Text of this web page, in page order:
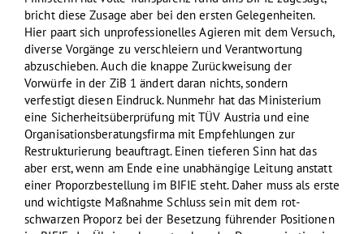
bricht diese Zusage aber bei den ersten Gelegenheiten.
Hier paart sich unprofessionelles Agieren mit dem Versuch,
diverse Vorgänge zu verschleiern und Verantwortung
abzuschieben. Auch die knappe Zurückweisung der
Vorwürfe in der ZiB 1 ändert daran nichts, sondern
verfestigt diesen Eindruck. Nunmehr hat das Ministerium
eine Sicherheitsüberprüfung mit TÜV Austria und eine
Organisationsberatungsfirma mit Empfehlungen zur
Restrukturierung beauftragt. Einen tieferen Sinn hat das
aber erst, wenn am Ende eine unabhängige Leitung anstatt
einer Proporzbestellung im BIFIE steht. Daher muss als erste
und wichtigste Maßnahme Schluss sein mit dem rot-
schwarzen Proporz bei der Besetzung führender Positionen